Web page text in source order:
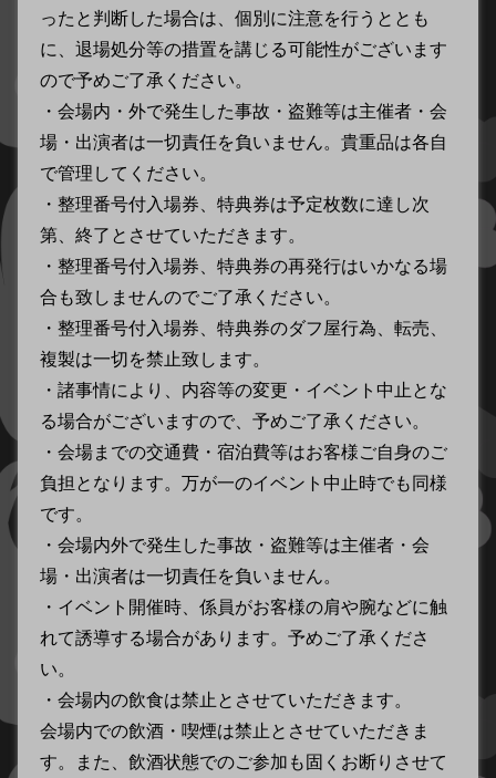
ったと判断した場合は、個別に注意を行うととも
に、退場処分等の措置を講じる可能性がございます
ので予めご了承ください。
・会場内・外で発生した事故・盗難等は主催者・会
場・出演者は一切責任を負いません。貴重品は各自
で管理してください。
・整理番号付入場券、特典券は予定枚数に達し次
第、終了とさせていただきます。
・整理番号付入場券、特典券の再発行はいかなる場
合も致しませんのでご了承ください。
・整理番号付入場券、特典券のダフ屋行為、転売、
複製は一切を禁止致します。
・諸事情により、内容等の変更・イベント中止とな
る場合がございますので、予めご了承ください。
・会場までの交通費・宿泊費等はお客様ご自身のご
負担となります。万が一のイベント中止時でも同様
です。
・会場内外で発生した事故・盗難等は主催者・会
場・出演者は一切責任を負いません。
・イベント開催時、係員がお客様の肩や腕などに触
れて誘導する場合があります。予めご了承くださ
い。
・会場内の飲食は禁止とさせていただきます。
会場内での飲酒・喫煙は禁止とさせていただきま
す。また、飲酒状態でのご参加も固くお断りさせて